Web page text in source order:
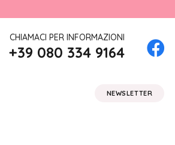
CHIAMACI PER INFORMAZIONI
+39 080 334 9164
NEWSLETTER